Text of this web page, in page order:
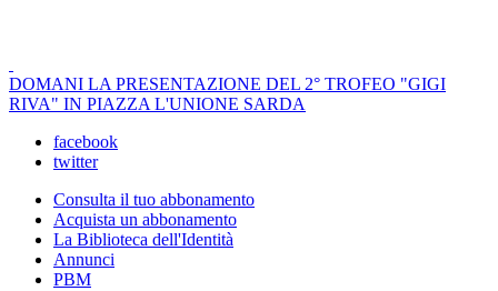
DOMANI LA PRESENTAZIONE DEL 2° TROFEO "GIGI
RIVA" IN PIAZZA L'UNIONE SARDA
facebook
twitter
Consulta il tuo abbonamento
Acquista un abbonamento
La Biblioteca dell'Identità
Annunci
PBM